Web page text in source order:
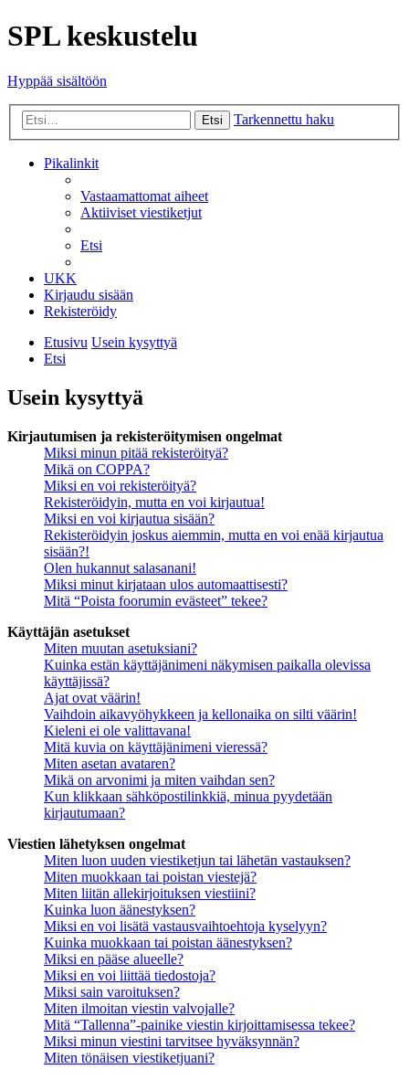
SPL keskustelu
Hyppää sisältöön
Etsi Tarkennettu haku
Pikalinkit
Vastaamattomat aiheet
Aktiiviset viestiketjut
Etsi
UKK
Kirjaudu sisään
Rekisteröidy
Etusivu Usein kysyttyä
Etsi
Usein kysyttyä
Kirjautumisen ja rekisteröitymisen ongelmat
Miksi minun pitää rekisteröityä?
Mikä on COPPA?
Miksi en voi rekisteröityä?
Rekisteröidyin, mutta en voi kirjautua!
Miksi en voi kirjautua sisään?
Rekisteröidyin joskus aiemmin, mutta en voi enää kirjautua
sisään?!
Olen hukannut salasanani!
Miksi minut kirjataan ulos automaattisesti?
Mitä “Poista foorumin evästeet” tekee?
Käyttäjän asetukset
Miten muutan asetuksiani?
Kuinka estän käyttäjänimeni näkymisen paikalla olevissa
käyttäjissä?
Ajat ovat väärin!
Vaihdoin aikavyöhykkeen ja kellonaika on silti väärin!
Kieleni ei ole valittavana!
Mitä kuvia on käyttäjänimeni vieressä?
Miten asetan avataren?
Mikä on arvonimi ja miten vaihdan sen?
Kun klikkaan sähköpostilinkkiä, minua pyydetään
kirjautumaan?
Viestien lähetyksen ongelmat
Miten luon uuden viestiketjun tai lähetän vastauksen?
Miten muokkaan tai poistan viestejä?
Miten liitän allekirjoituksen viestiini?
Kuinka luon äänestyksen?
Miksi en voi lisätä vastausvaihtoehtoja kyselyyn?
Kuinka muokkaan tai poistan äänestyksen?
Miksi en pääse alueelle?
Miksi en voi liittää tiedostoja?
Miksi sain varoituksen?
Miten ilmoitan viestin valvojalle?
Mitä “Tallenna”-painike viestin kirjoittamisessa tekee?
Miksi minun viestini tarvitsee hyväksynnän?
Miten tönäisen viestiketjuani?